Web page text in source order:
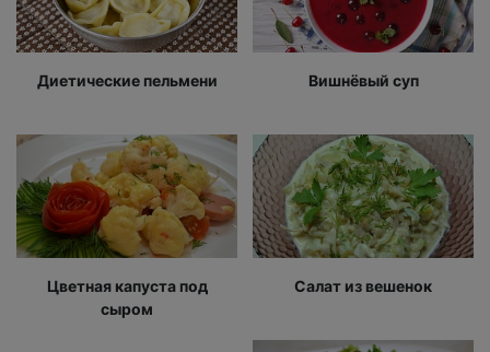
Диетические пельмени
Цветная капуста под
сыром
Вишнёвый суп
Салат из вешенок